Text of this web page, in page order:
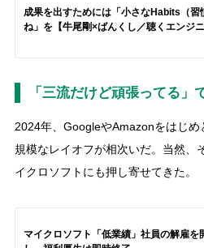
成果を出すためには「小さなHabits（習
ね」を【牛尾剛×ばんくし／聴くエンジ
「三流だけど頑張ってる」
2024年、GoogleやAmazonをはじ
規模なレイオフが相次いだ。当然、
イクロソフトにも押し寄せてきた。
マイクロソフト「低業績」社員の解雇を